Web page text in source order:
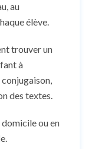
au
élève.
trouver un
à
des textes.
domicile ou en